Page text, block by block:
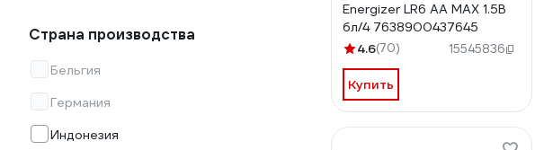
Страна производства
Бельгия
Германия
Индонезия
Energizer LR6 AA MAX 1.5В
бл/4 7638900437645
4.6(70) 15545836
Купить